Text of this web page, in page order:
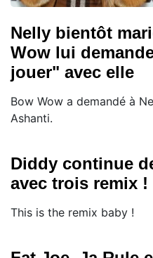
Nelly bientôt
Wow lui
jouer" avec elle
Bow Wow a demandé à
Ashanti.
Diddy continue
avec trois remix !
This is the remix baby !